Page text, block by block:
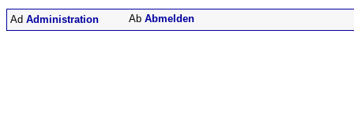
Administration Abmelden